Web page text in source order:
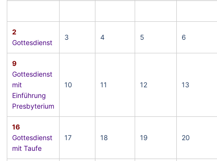
2
Gottesdienst
3 4 5 6
9
Gottesdienst
mit
Einführung
Presbyterium
10 11 12 13
16
Gottesdienst
mit Taufe
17 18 19 20